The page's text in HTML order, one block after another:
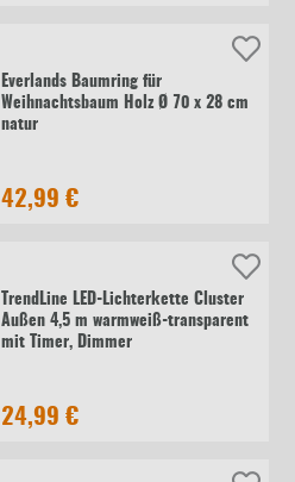
Everlands Baumring für
Weihnachtsbaum Holz Ø 70 x 28 cm
natur
42,99 €
TrendLine LED-Lichterkette Cluster
Außen 4,5 m warmweiß-transparent
mit Timer, Dimmer
24,99 €